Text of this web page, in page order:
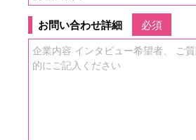
お問い合わせ詳細 必須